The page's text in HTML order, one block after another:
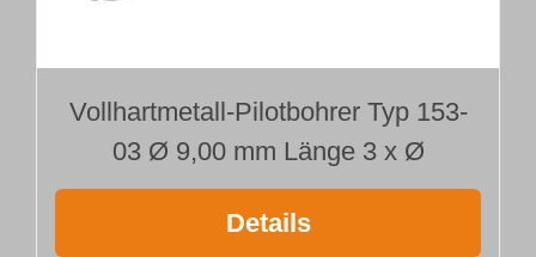
Vollhartmetall-Pilotbohrer Typ 153-
03 Ø 9,00 mm Länge 3 x Ø
Details